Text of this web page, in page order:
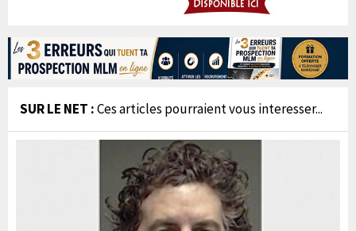
SUR LE NET :Ces articles pourraient vous interesser...